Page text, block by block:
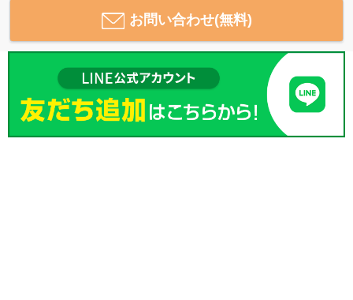
お問い合わせ(無料)